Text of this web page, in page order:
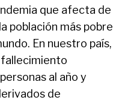
que afecta de
población más pobre
En nuestro país,
fallecimiento
al año y
de